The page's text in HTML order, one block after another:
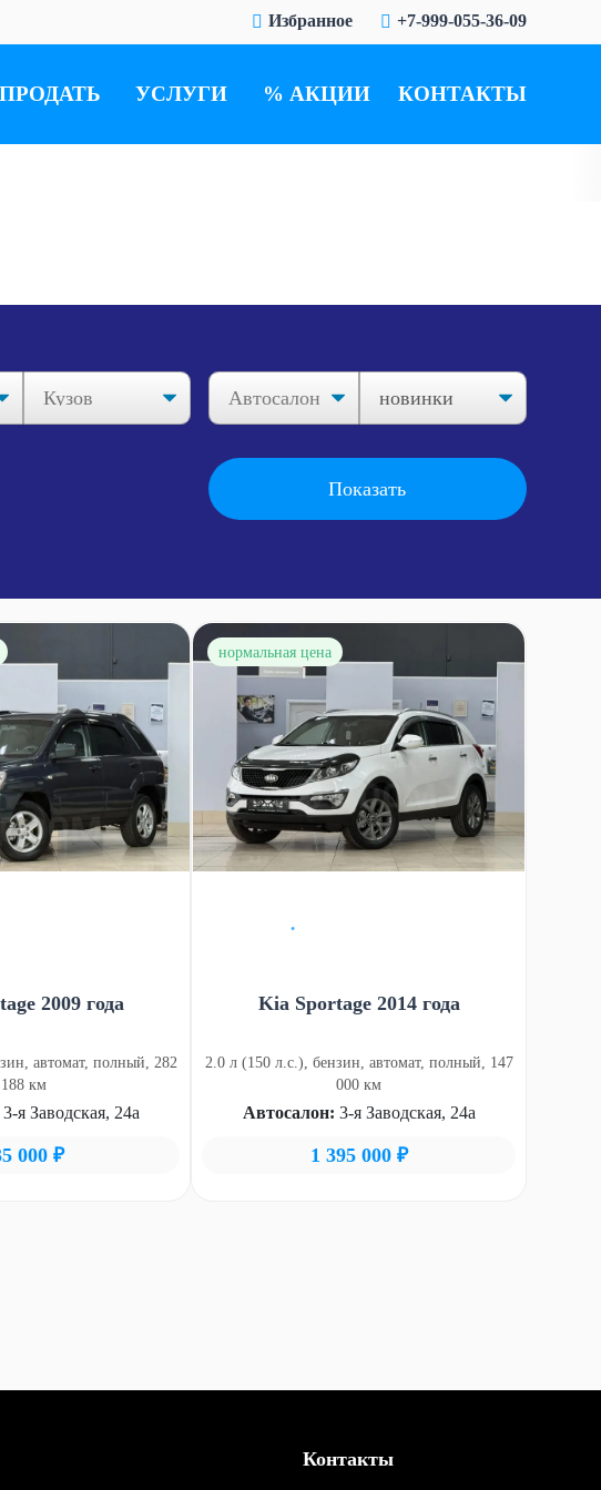
+7-999-055-36-09
Избранное
ПРОДАТЬ УСЛУГИ АКЦИИ КОНТАКТЫ
2009 года
автомат, полный, 282
188 км
3-я Заводская, 24а
000 ₽
нормальная цена
Kia Sportage 2014 года
2.0 л (150 л.с.), бензин, автомат, полный, 147
000 км
Автосалон: 3-я Заводская, 24а
1 395 000 ₽
Контакты